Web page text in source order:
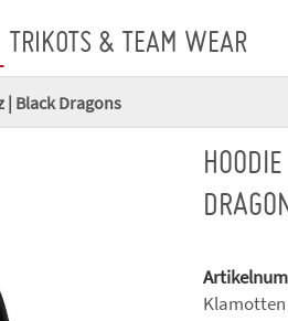
TRIKOTS & TEAM WEAR
| Black Dragons
Klamotten